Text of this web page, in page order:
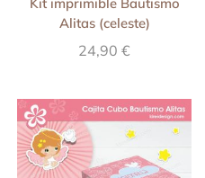
Kit imprimible Bautismo
Alitas (celeste)
24,90 €